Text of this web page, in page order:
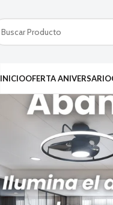
INICIOOFERTA ANIVERSARIO